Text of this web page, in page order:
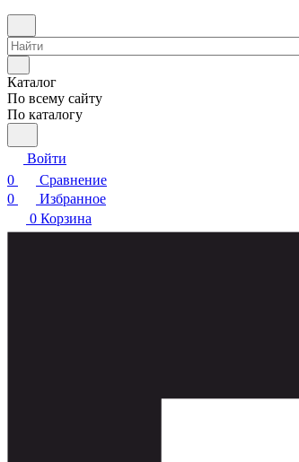
Каталог
По всему сайту
По каталогу
Войти
0
Сравнение
0
Избранное
0 Корзина